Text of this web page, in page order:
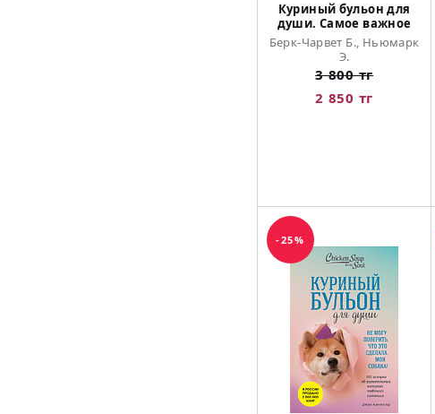
Куриный бульон для
души. Самое важное
Берк-Чарвет Б., Ньюмарк
Э.
3 800 тг
2 850 тг
-25%